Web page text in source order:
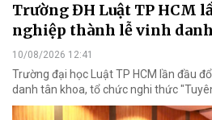
Trường ĐH Luật TP HCM
nghiệp thành lễ vinh
10/08/2026 12:41
Trường đại học Luật TP HCM lần đầu
danh tân khoa, tổ chức nghi thức